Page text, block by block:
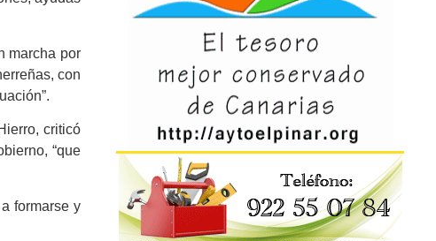
marcha por
con
criticó
“que
formarse y